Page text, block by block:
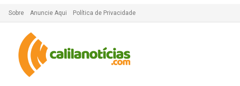
Sobre Anuncie Aqui Política de Privacidade